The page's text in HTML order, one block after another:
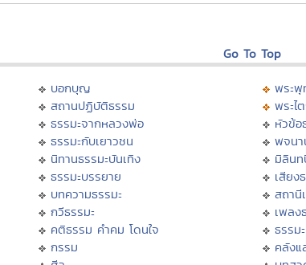
Go To Top
บอกบุญ
สถานปฏิบัติธรรม
ธรรมะจากหลวงพ่อ
ธรรมะกับเยาวชน
นิทานธรรมะบันเทิง
ธรรมะบรรยาย
บทความธรรมะ
กวีธรรมะ
คติธรรม คำคม โดนใจ
กรรม
พระพุ
พระไ
หัวข้อ
พจน
มิลิน
เสียง
สถานี
เพลง
ธรรม
คลังแ